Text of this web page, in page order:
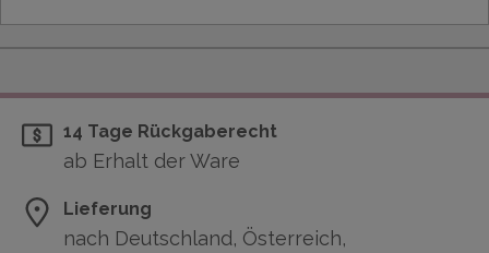
14 Tage Rückgaberecht
ab Erhalt der Ware
Lieferung
nach Deutschland, Österreich,